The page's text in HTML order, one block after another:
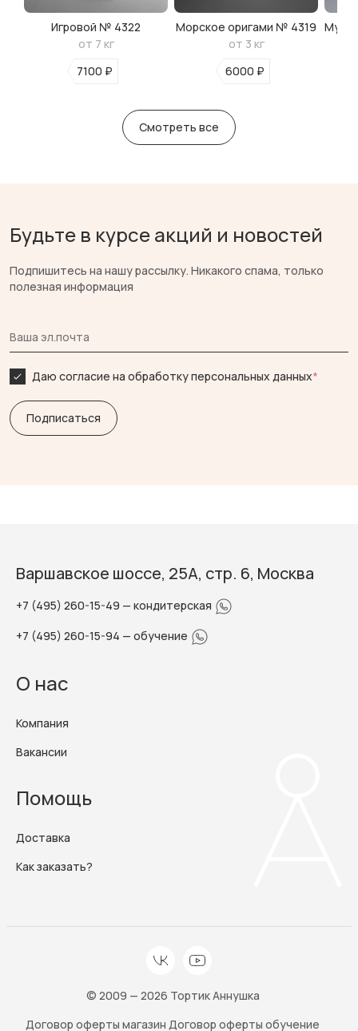
Игровой № 4322
от 7 кг
7100 ₽
Морское оригами № 4319
от 3 кг
6000 ₽
Смотреть все
Будьте в курсе акций и новостей
Подпишитесь на нашу рассылку. Никакого спама, только
полезная информация
Даю согласие на обработку персональных данных*
Варшавское шоссе, 25А, стр. 6, Москва
+7 (495) 260-15-49 — кондитерская
+7 (495) 260-15-94 — обучение
О нас
Компания
Вакансии
Помощь
Доставка
Как заказать?
© 2009 — 2026 Тортик Аннушка
Договор оферты магазин Договор оферты обучение